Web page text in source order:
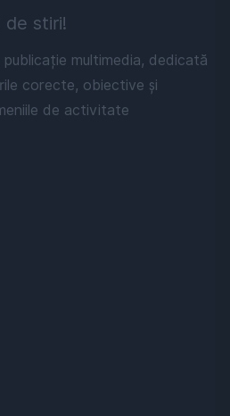
stiri!
multimedia, dedicată
corecte, obiective și
de activitate